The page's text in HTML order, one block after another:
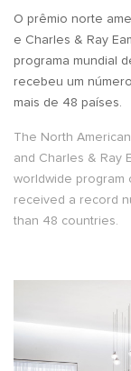
O prêmio norte
e Charles & Ray
programa mundial
recebeu um
mais de 48 países.
The North
and Charles & Ray
worldwide program
received a record
than 48 countries.